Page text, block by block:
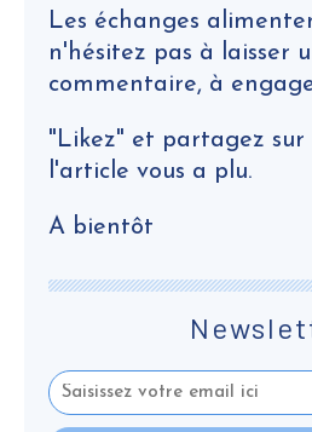
Les échanges
n'hésitez pas à laisser
commentaire, à
"Likez" et partagez sur
l'article vous a plu.
A bientôt